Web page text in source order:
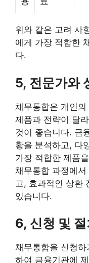
위와 같은 고려 사
에게 가장 적합한
다.
5, 전문가와
채무통합은 개인
제품과 전략이 달
것이 좋습니다. 금
황을 분석하고, 다
가장 적합한 제품
채무통합 과정에
고, 효과적인 상환
있습니다.
6, 신청 및
채무통합을 신청
하여 금융기관에